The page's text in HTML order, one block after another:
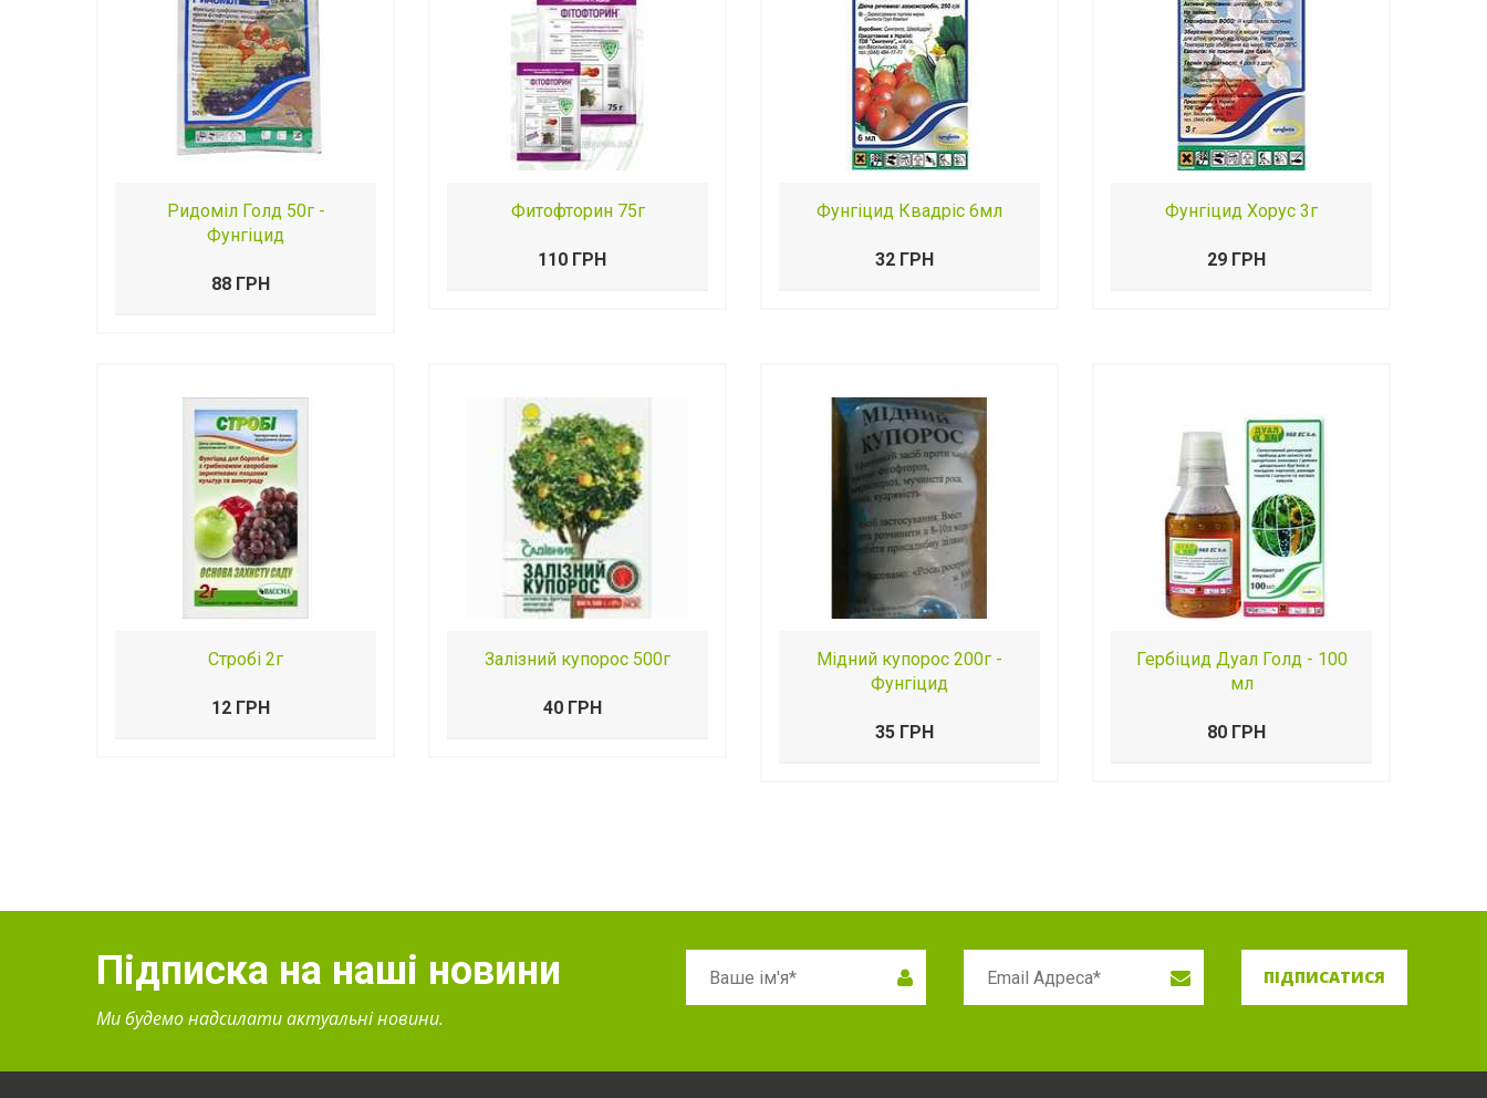
Ридоміл Голд 50г -
Фунгіцид
88 ГРН
Фитофторин 75г
110 ГРН
Фунгіцид Квадріс 6мл
32 ГРН
Фунгіцид Хорус 3г
29 ГРН
Стробі 2г
12 ГРН
Залізний купорос 500г
40 ГРН
Мідний купорос 200г -
Фунгіцид
35 ГРН
Гербіцид Дуал Голд - 100
мл
80 ГРН
Підписка на наші новини
Ми будемо надсилати актуальні новини.
ПІДПИСАТИСЯ